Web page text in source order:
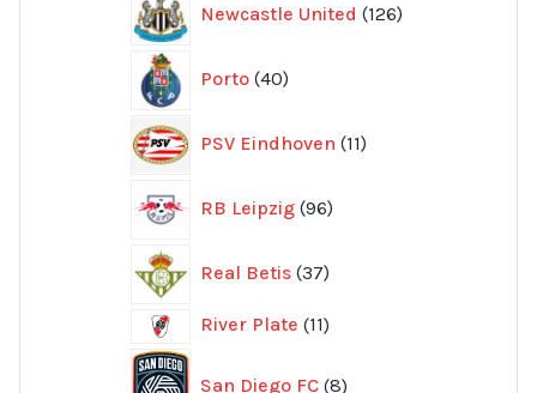
Newcastle United 126
produkter
Porto 40
produkter
PSV Eindhoven 11
produkter
RB Leipzig 96
produkter
Real Betis 37
produkter
River Plate 1111
San Diego FC 8